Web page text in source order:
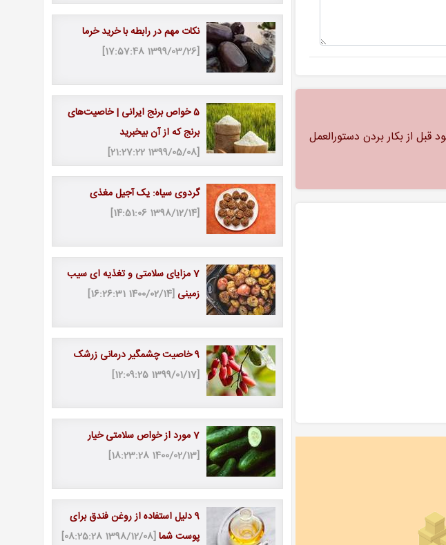
از بکار بردن دستورالعمل
نکات مهم در رابطه با خرید خرما
[1399/03/26 17:57:48]
5 خواص برنج ایرانی | خاصیت‎‌های
برنج که از آن بی‎خبرید
[1399/05/08 21:27:22]
گردوی سیاه: یک آجیل مغذی
[1398/12/14 14:51:06]
7 مزایای سلامتی و تغذیه ای سیب
زمینی [1400/02/14 16:26:31]
9 خاصیت چشمگیر درمانی زرشک
[1399/01/17 12:09:25]
7 مورد از خواص سلامتی خیار
[1400/02/13 18:23:28]
9 دلیل استفاده از روغن فندق برای
پوست شما[1398/12/08 08:25:28]